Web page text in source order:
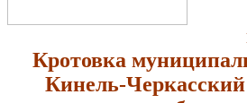
Кротовка
Кинель-